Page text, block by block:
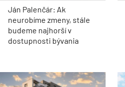
Ján Palenčár: Ak
neurobíme zmeny, stále
budeme najhorší v
dostupnosti bývania